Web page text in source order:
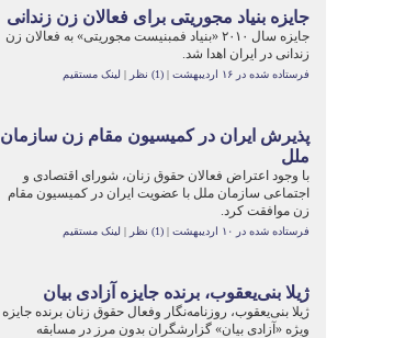
جایزه بنیاد مجوریتی برای فعالان زن زندانی
جایزه سال ۲۰۱۰ «بنیاد فمبنیست مجوریتی» به فعالان زن
زندانی در ایران اهدا شد.
فرستاده شده در ۱۶ اردیبهشت |(1) نظر | لینک مستقیم
پذیرش ایران در کمیسیون مقام زن سازمان
ملل
با وجود اعتراض فعالان حقوق زنان، شورای اقتصادی و
اجتماعی سازمان ملل با عضویت ایران در کمیسیون مقام
زن موافقت کرد.
فرستاده شده در ۱۰ اردیبهشت |(1) نظر | لینک مستقیم
ژیلا بنی‌یعقوب، برنده جایزه آزادی بیان
ژیلا بنی‌یعقوب، روزنامه‌نگار وفعال حقوق زنان برنده جایزه
ویژه «آزادی بیان» گزارشگران بدون مرز در مسابقه